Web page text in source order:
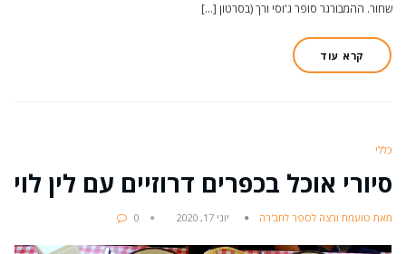
שחור. ההמבורגר סופר ג'וסי ורך (בסרטון […]
קרא עוד
כללי
סיורי אוכל בכפרים דרוזיים עם לין לוי
מאת טועמת ורצה לספר לחב'רה יוני 17, 2020 0